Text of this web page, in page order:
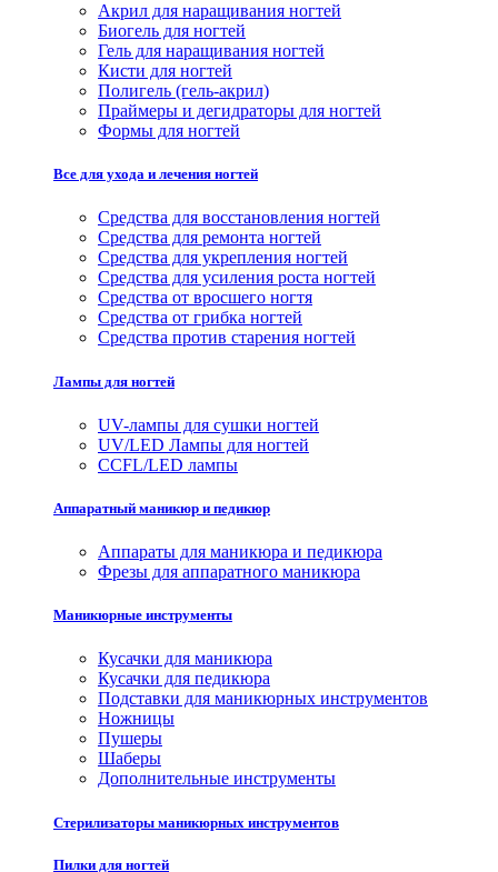
Акрил для наращивания ногтей
Биогель для ногтей
Гель для наращивания ногтей
Кисти для ногтей
Полигель (гель-акрил)
Праймеры и дегидраторы для ногтей
Формы для ногтей
Все для ухода и лечения ногтей
Средства для восстановления ногтей
Средства для ремонта ногтей
Средства для укрепления ногтей
Средства для усиления роста ногтей
Средства от вросшего ногтя
Средства от грибка ногтей
Средства против старения ногтей
Лампы для ногтей
UV-лампы для сушки ногтей
UV/LED Лампы для ногтей
CCFL/LED лампы
Аппаратный маникюр и педикюр
Аппараты для маникюра и педикюра
Фрезы для аппаратного маникюра
Маникюрные инструменты
Кусачки для маникюра
Кусачки для педикюра
Подставки для маникюрных инструментов
Ножницы
Пушеры
Шаберы
Дополнительные инструменты
Стерилизаторы маникюрных инструментов
Пилки для ногтей